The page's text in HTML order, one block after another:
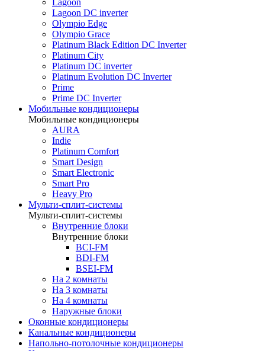
Lagoon
Lagoon DC inverter
Olympio Edge
Olympio Grace
Platinum Black Edition DC Inverter
Platinum City
Platinum DC inverter
Platinum Evolution DC Inverter
Prime
Prime DC Inverter
Мобильные кондиционеры
Мобильные кондиционеры
AURA
Indie
Platinum Comfort
Smart Design
Smart Electronic
Smart Pro
Heavy Pro
Мульти-сплит-системы
Мульти-сплит-системы
Внутренние блоки
Внутренние блоки
BCI-FM
BDI-FM
BSEI-FM
На 2 комнаты
На 3 комнаты
На 4 комнаты
Наружные блоки
Оконные кондиционеры
Канальные кондиционеры
Напольно-потолочные кондиционеры